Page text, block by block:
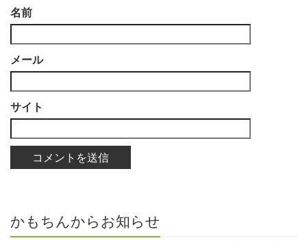
名前
メール
サイト
かもちんからお知らせ